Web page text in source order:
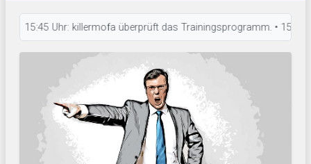
15:45 Uhr: killermofa überprüft das Trainingsprogramm. • 15:42 Uhr: